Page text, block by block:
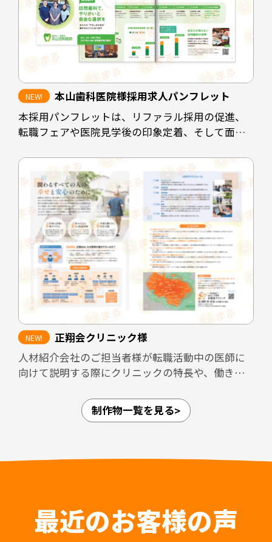
担当デザイナー 清長 ＞＞
本山歯科医院様採用求人パンフレット
本採用パンフレットは、リファラル採用の促進、
転職フェアや医院見学後の印象定着、そして面接
既存スタッフや業務委託スタッフが自信を持って
知人に紹介できるよう、医院の理念や働く環境、
医院としての強みを整理し、魅力が的確に伝わる
構成としています。
また、見学者へ配布することで、見学後も医院の
印象が薄れないよう設計しています。さらに、転職
フェアなど限られた接触時間の場面でも、医院の
方向性や特徴が一目で伝わるツールとして活用で
きる内容にまとめました。
加えて、採用面接では毎回同じ内容を説明する必
要があり、面接担当者の負担が大きくなりがちで
す。本パンフレットを活用しながら面談を進める
減にもつながる設計としています。
正翔会クリニック様
人材紹介会社のご担当者様が転職活動中の医師に
向けて説明する際にクリニックの特長や、働きや
愛知県内4拠点（江南・小牧・一宮・名古屋市守山
ていることや、医師が診療に専念できること、紹
はもちろん入職後の認識相違なども防止すること
が可能です。
制作物一覧を見る
最近のお客様の声